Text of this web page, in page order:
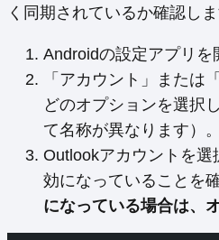
く同期されているか確認しま
Androidの設定アプリを
「アカウント」または
どのオプションを選択
て名称が異なります）。
Outlookアカウントを
効になっていることを
になっている場合は、